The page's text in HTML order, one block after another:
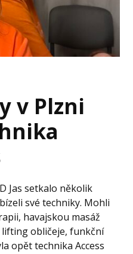
v Plzni
Jas setkalo několik
své techniky. Mohli
havajskou masáž
lifting obličeje, funkční
opět technika Access